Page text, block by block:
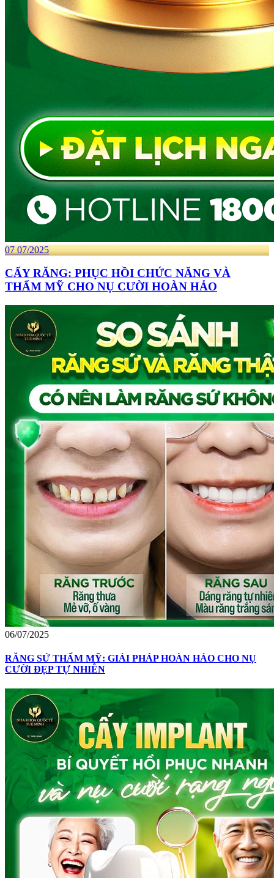
07 07/2025
CẤY RĂNG: PHỤC HỒI CHỨC NĂNG VÀ
THẨM MỸ CHO NỤ CƯỜI HOÀN HẢO
06/07/2025
RĂNG SỨ THẨM MỸ: GIẢI PHÁP HOÀN HẢO CHO NỤ
CƯỜI ĐẸP TỰ NHIÊN